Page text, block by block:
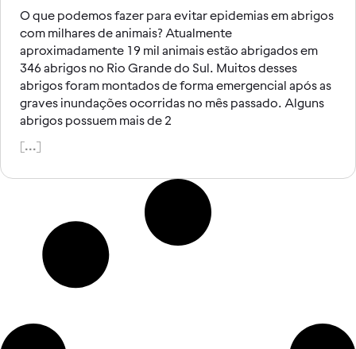
O que podemos fazer para evitar epidemias em abrigos
com milhares de animais? Atualmente
aproximadamente 19 mil animais estão abrigados em
346 abrigos no Rio Grande do Sul. Muitos desses
abrigos foram montados de forma emergencial após as
graves inundações ocorridas no mês passado. Alguns
abrigos possuem mais de 2
[...]